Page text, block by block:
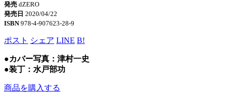
発売 dZERO
発売日 2020/04/22
ISBN978-4-907623-28-9
ポスト シェア LINE B!
●カバー写真：津村一史
●装丁：水戸部功
商品を購入する